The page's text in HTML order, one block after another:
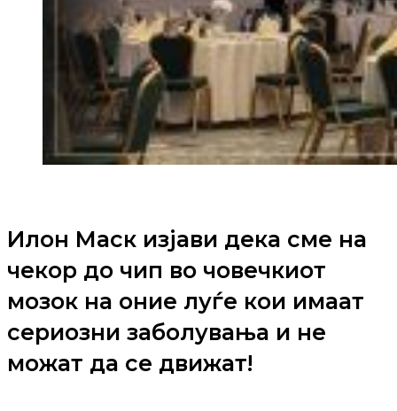
Илон Маск изјави дека сме на
чекор до чип во човечкиот
мозок на оние луѓе кои имаат
сериозни заболувања и не
можат да се движат!